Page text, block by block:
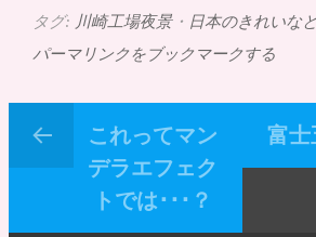
タグ: 川崎工場夜景・ 日本のきれいな
パーマリンクをブックマークする
これってマン
デラエフェク
トでは･･･？
富士